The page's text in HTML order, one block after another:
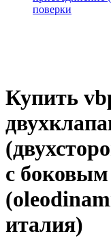
поверки
Купить
с боковым
италия)